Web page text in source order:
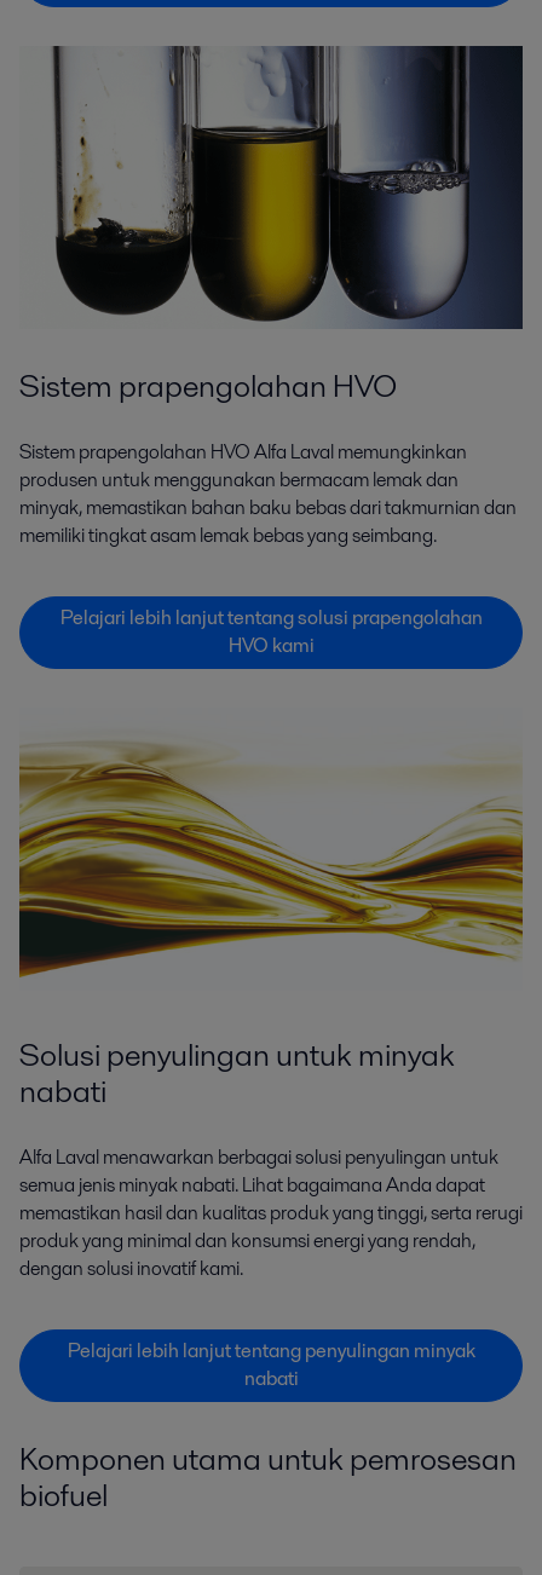
Sistem prapengolahan HVO
Sistem prapengolahan HVO Alfa Laval memungkinkan
produsen untuk menggunakan bermacam lemak dan
minyak, memastikan bahan baku bebas dari takmurnian dan
memiliki tingkat asam lemak bebas yang seimbang.
Pelajari lebih lanjut tentang solusi prapengolahan
HVO kami
Solusi penyulingan untuk minyak
nabati
Alfa Laval menawarkan berbagai solusi penyulingan untuk
semua jenis minyak nabati. Lihat bagaimana Anda dapat
memastikan hasil dan kualitas produk yang tinggi, serta rerugi
produk yang minimal dan konsumsi energi yang rendah,
dengan solusi inovatif kami.
Pelajari lebih lanjut tentang penyulingan minyak
nabati
Komponen utama untuk pemrosesan
biofuel